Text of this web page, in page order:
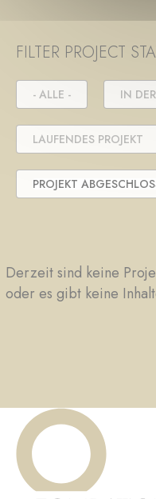
FILTER PROJECT
- ALLE - IN
LAUFENDES PROJEKT
PROJEKT
Derzeit sind keine
oder es gibt keine